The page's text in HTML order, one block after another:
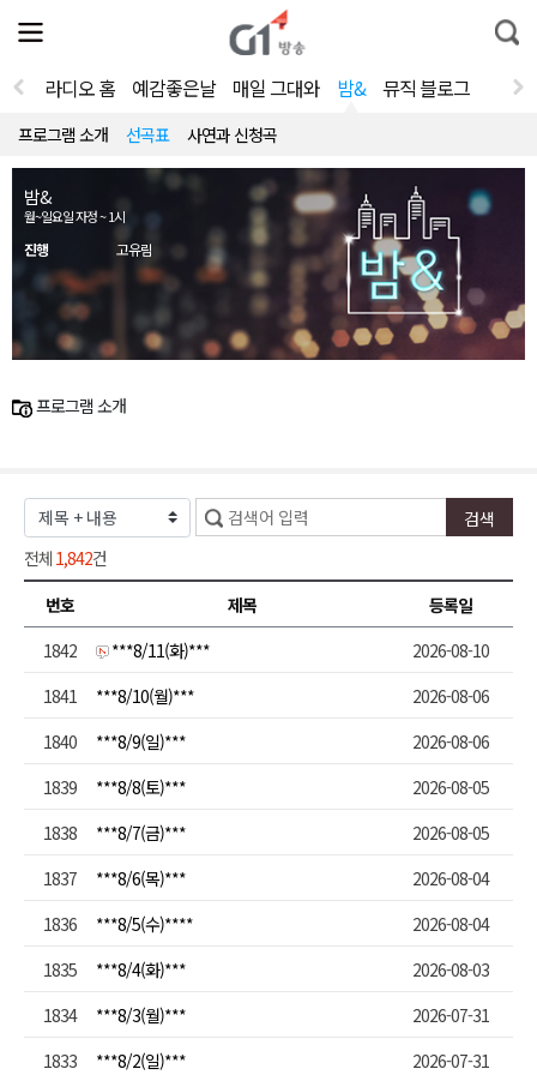
전
체
뉴
열
통
합
라디오 홈 예감좋은날 매일 그대와 밤& 뮤직 블로그
프로그램 소개 선곡표 사연과 신청곡
밤&
월~일요일 자정 ~ 1시
진행 고유림
프로그램 소개
전체 1,842건
번호
제목
등록일
1842
***8/11(화)***
2026-08-10
1841
***8/10(월)***
2026-08-06
1840
***8/9(일)***
2026-08-06
1839
***8/8(토)***
2026-08-05
1838
***8/7(금)***
2026-08-05
1837
***8/6(목)***
2026-08-04
1836
***8/5(수)****
2026-08-04
1835
***8/4(화)***
2026-08-03
1834
***8/3(월)***
2026-07-31
1833
***8/2(일)*** 2026-07-31